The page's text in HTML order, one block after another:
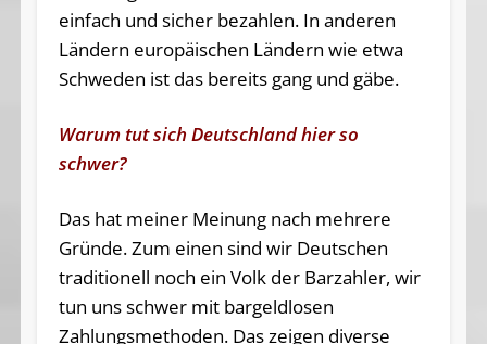
einfach und sicher bezahlen. In anderen
Ländern europäischen Ländern wie etwa
Schweden ist das bereits gang und gäbe.
Warum tut sich Deutschland hier so
schwer?
Das hat meiner Meinung nach mehrere
Gründe. Zum einen sind wir Deutschen
traditionell noch ein Volk der Barzahler, wir
tun uns schwer mit bargeldlosen
Zahlungsmethoden. Das zeigen diverse